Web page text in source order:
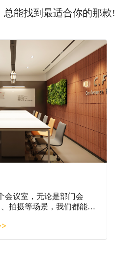
能找到最适合你的那款!
会议室，无论是部门会
拍摄等场景，我们都能满